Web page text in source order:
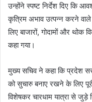
उन्होंने स्पष्ट निर्देश दिए कि
कृत्रिम अभाव उत्पन्न करने
लिए बाजारों, गोदामों और थोक
कहा गया।
मुख्य सचिव ने कहा कि प्रदेश
को सुचारु बनाए रखने के लिए
विशेषकर चारधाम यात्रा से